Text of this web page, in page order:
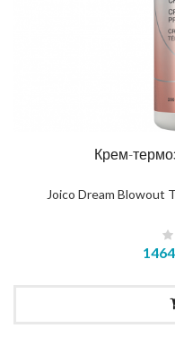
Крем-
Joico Dream Blowout